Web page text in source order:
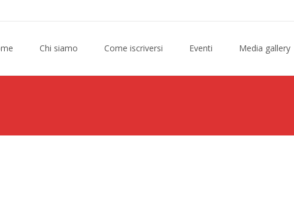
Chi siamo Come iscriversi Eventi Media gallery